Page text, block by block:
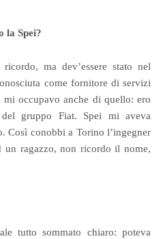
la Spei?
ma dev’essere stato nel
come fornitore di servizi
mi occupavo anche di quello: ero
gruppo Fiat. Spei mi aveva
Così conobbi a Torino l’ingegner
un ragazzo, non ricordo il nome,
tutto sommato chiaro: poteva